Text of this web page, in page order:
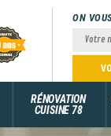
ON
RÉNOVATION
CUISINE 78